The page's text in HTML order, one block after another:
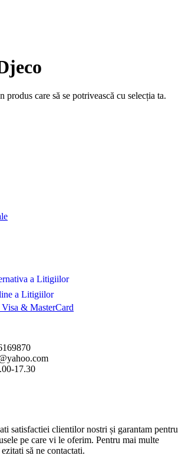
produs care să se potrivească cu selecția ta.
17.30
satisfactiei clientilor nostri și garantam pentru
pe care vi le oferim. Pentru mai multe
să ne contactati.